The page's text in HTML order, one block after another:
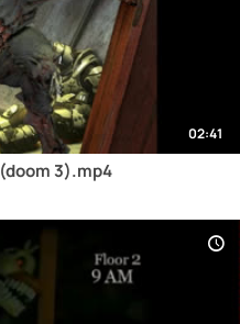
02:41
¿quien es el bird demon? (doom 3).mp4